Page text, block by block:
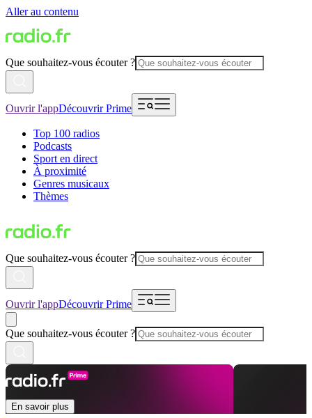
Aller au contenu
Que souhaitez-vous écouter ?
Ouvrir l'appDécouvrir Prime
Top 100 radios
Podcasts
Sport en direct
À proximité
Genres musicaux
Thèmes
Que souhaitez-vous écouter ?
Ouvrir l'appDécouvrir Prime
Que souhaitez-vous écouter ?
En savoir plus